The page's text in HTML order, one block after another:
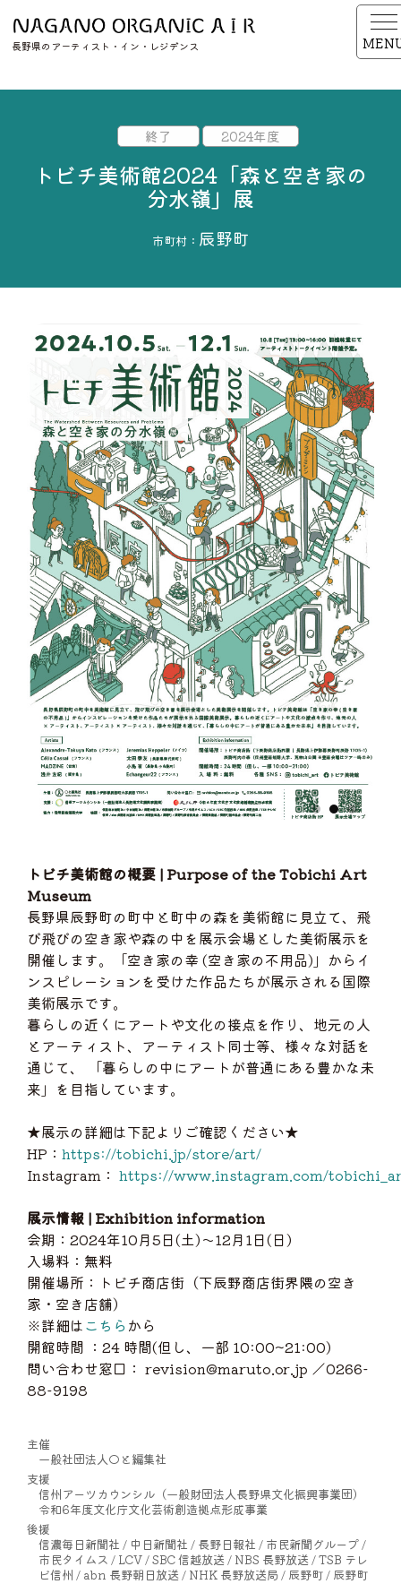
長野県のアーティスト・イン・レジデンス
終了 2024年度
トビチ美術館2024「森と空き家の
分水嶺」展
市町村： 辰野町
トビチ美術館の概要 | Purpose of the Tobichi Art
Museum
長野県辰野町の町中と町中の森を美術館に見立て、飛
び飛びの空き家や森の中を展示会場とした美術展示を
開催します。「空き家の幸 (空き家の不用品)」からイ
ンスピレーションを受けた作品たちが展示される国際
美術展示です。
暮らしの近くにアートや文化の接点を作り、地元の人
とアーティスト、アーティスト同士等、様々な対話を
通じて、 「暮らしの中にアートが普通にある豊かな未
来」を目指しています。
★展示の詳細は下記よりご確認ください★
HP： https://tobichi.jp/store/art/
Instagram： https://www.instagram.com/
展示情報 | Exhibition information
会期：2024年10月5日(土)〜12月1日(日)
入場料：無料
開催場所：トビチ商店街（下辰野商店街界隈の空き
家・空き店舗）
※詳細はこちら から
開館時間 ：24 時間(但し、一部 10:00~21:00)
問い合わせ窓口： revision@maruto.or.jp ／0266-
88-9198
主催
一般社団法人◯と編集社
支援
信州アーツカウンシル（一般財団法人長野県文化振興事業団）
令和6年度文化庁文化芸術創造拠点形成事業
後援
信濃毎日新聞社 / 中日新聞社 / 長野日報社 / 市民新聞グループ /
市民タイムス / LCV / SBC 信越放送 / NBS 長野放送 / TSB テレ
ビ信州 / abn 長野朝日放送 / NHK 長野放送局 / 辰野町 / 辰野町